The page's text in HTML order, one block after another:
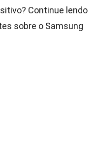
Continue lendo
sobre o Samsung